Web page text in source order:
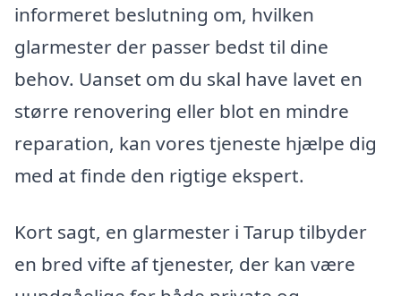
informeret beslutning om, hvilken
glarmester der passer bedst til dine
behov. Uanset om du skal have lavet en
større renovering eller blot en mindre
reparation, kan vores tjeneste hjælpe dig
med at finde den rigtige ekspert.
Kort sagt, en glarmester i Tarup tilbyder
en bred vifte af tjenester, der kan være